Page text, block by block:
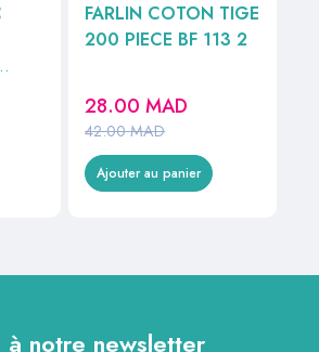
FARLIN COTON TIGE
200 PIECE BF 113 2
42.00MAD
28.00MAD
Ajouter au panier
à notre newsletter